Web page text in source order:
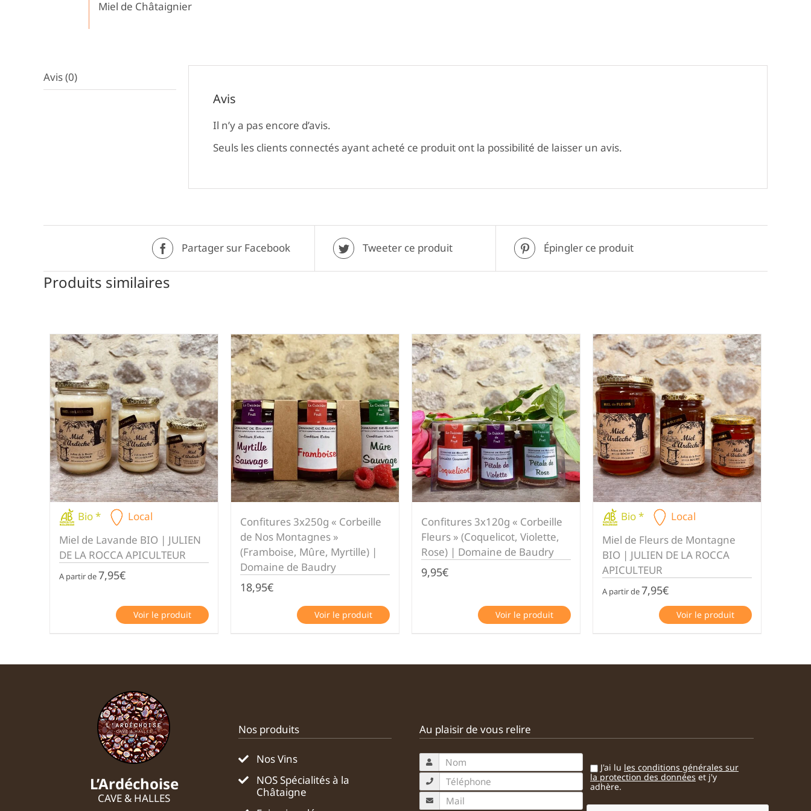
Miel de Châtaignier
Avis (0)
Avis
Il n’y a pas encore d’avis.
Seuls les clients connectés ayant acheté ce produit ont la possibilité de laisser un avis.
Partager sur Facebook Tweeter ce produit Épingler ce produit
Produits similaires
Bio *
Local
Miel de Lavande BIO | JULIEN
DE LA ROCCA APICULTEUR
A partir de7,95€
Voir le produit
Confitures 3x250g « Corbeille
de Nos Montagnes »
(Framboise, Mûre, Myrtille) |
Domaine de Baudry
18,95€
Voir le produit
Confitures 3x120g « Corbeille
Fleurs » (Coquelicot, Violette,
Rose) | Domaine de Baudry
9,95€
Voir le produit
Bio *
Local
Miel de Fleurs de Montagne
BIO | JULIEN DE LA ROCCA
APICULTEUR
A partir de7,95€
Voir le produit
L’Ardéchoise
CAVE & HALLES
Nos produits
Nos Vins
NOS Spécialités à la
Châtaigne
Au plaisir de vous relire
J'ai lu les conditions générales sur
la protection des données et j'y
adhère.